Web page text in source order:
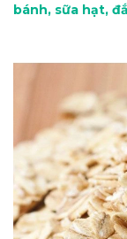
bánh, sữa hạt,